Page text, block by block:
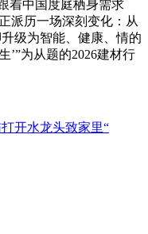
着中国度庭栖身需求
派历一场深刻变化：从
级为智能、健康、情的
’”为从题的2026建材行
开水龙头致家里“